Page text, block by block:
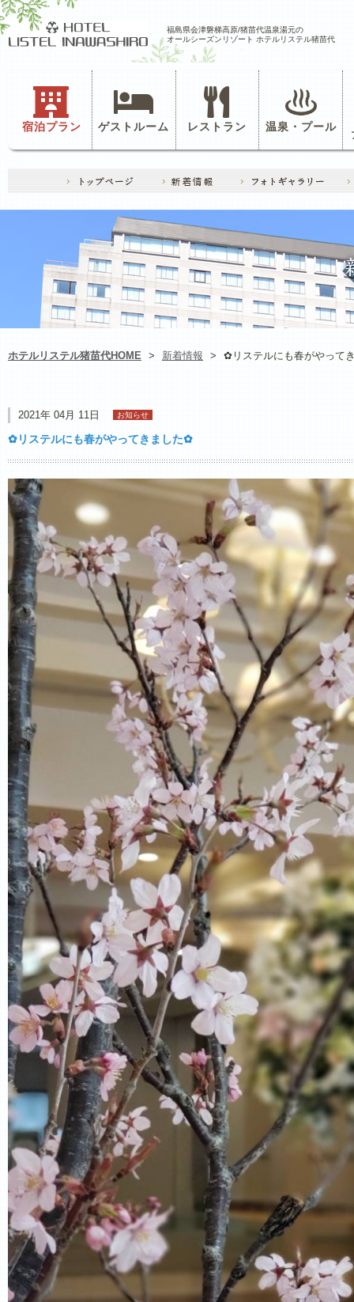
福島県会津磐梯高原/猪苗代温泉湯元の
オールシーズンリゾート ホテルリステル猪苗代
宿泊プラン ゲストルーム レストラン 温泉・プール
ホテルリステル猪苗代HOME > 新着情報 > ✿リステルにも春がやって
2021年 04月 11日 お知らせ
✿リステルにも春がやってきました✿